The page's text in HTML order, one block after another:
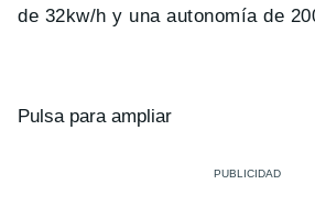
de 32kw/h y una autonomía de
Pulsa para ampliar